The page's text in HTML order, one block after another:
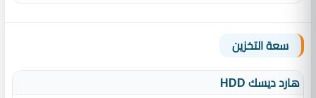
سعة التخزين
هارد ديسك HDD